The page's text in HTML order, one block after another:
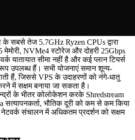
के सबसे तेज 5.7GHz Ryzen CPUs द्वारा
NVMe4 स्टोरेज और दोहरी 25Gbps
यातायात सीमा नहीं है और कई प्लान टियर्स
उपलब्ध हैं। सभी योजनाएं समान शून्य-
हैं, जिससे VPS के उदाहरणों को नंगे-धातु
में सक्षम बनाया जा सकता है।
के भीतर कोलोकेशन करके Shredstream
भौतिक दूरी को कम से कम किया
संचालन में अधिकतम प्रदर्शन को सक्षम